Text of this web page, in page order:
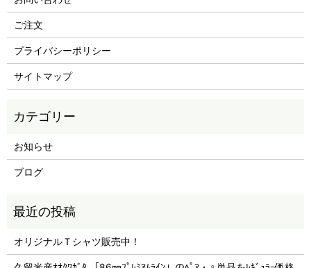
ご注文
プライバシーポリシー
サイトマップ
お知らせ
ブログ
オリジナルＴシャツ販売中！